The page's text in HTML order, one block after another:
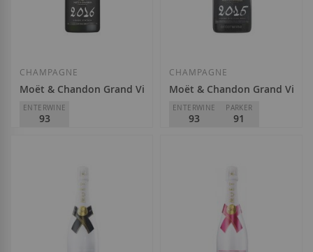
Afegir a la llista de desitjos Afegir a la llista
CHAMPAGNE
Moët & Chandon Grand Vintage 2016
ENTERWINE
93
CHAMPAGNE
Moët & Chandon Grand
ENTERWINE
93
PARKER
91